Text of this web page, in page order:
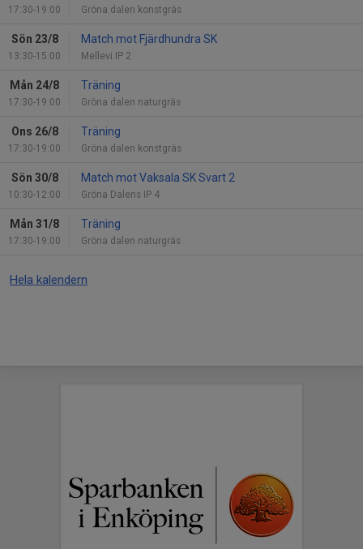
17:30-19:00 Gröna dalen konstgräs
Sön 23/8
13:30-15:00
Match mot Fjärdhundra SK
Mellevi IP 2
Mån 24/8
17:30-19:00
Träning
Gröna dalen naturgräs
Ons 26/8
17:30-19:00
Träning
Gröna dalen konstgräs
Sön 30/8
10:30-12:00
Match mot Vaksala SK Svart 2
Gröna Dalens IP 4
Mån 31/8
17:30-19:00
Träning
Gröna dalen naturgräs
Hela kalendern